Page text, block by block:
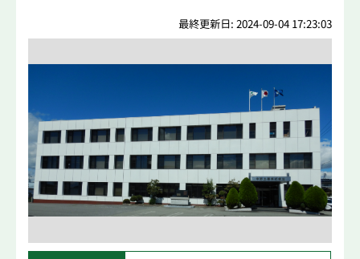
最終更新日: 2024-09-04 17:23:03